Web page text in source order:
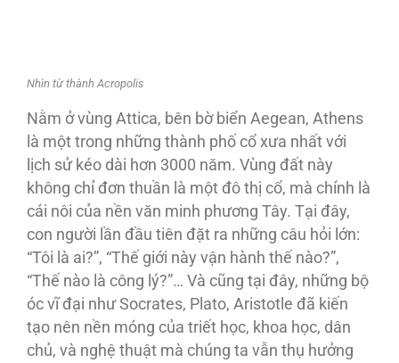
Nhìn từ thành Acropolis
Nằm ở vùng Attica, bên bờ biển Aegean, Athens
là một trong những thành phố cổ xưa nhất với
lịch sử kéo dài hơn 3000 năm. Vùng đất này
không chỉ đơn thuần là một đô thị cổ, mà chính là
cái nôi của nền văn minh phương Tây. Tại đây,
con người lần đầu tiên đặt ra những câu hỏi lớn:
“Tôi là ai?”, “Thế giới này vận hành thế nào?”,
“Thế nào là công lý?”… Và cũng tại đây, những bộ
óc vĩ đại như Socrates, Plato, Aristotle đã kiến
tạo nên nền móng của triết học, khoa học, dân
chủ, và nghệ thuật mà chúng ta vẫn thụ hưởng